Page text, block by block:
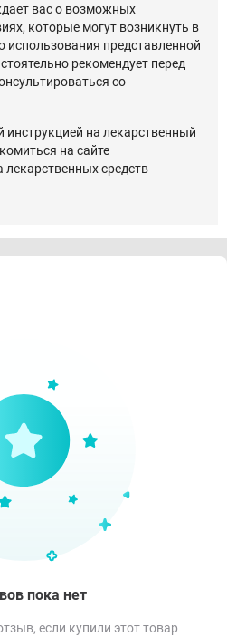
вас о возможных
которые могут возникнуть в
использования представленной
рекомендует перед
со
инструкцией на лекарственный
на сайте
лекарственных средств
пока нет
если купили этот товар